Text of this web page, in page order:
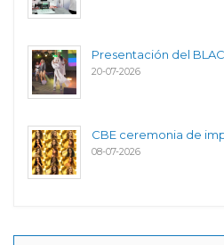
Presentación del
20-07-2026
CBE ceremonia de
08-07-2026